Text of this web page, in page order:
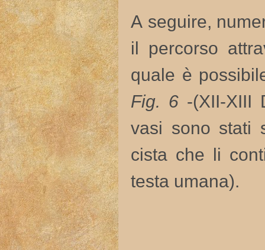
A seguire,
il percorso
quale è
Fig. 6 -(XII-XIII
vasi sono stati
cista che li
testa umana).